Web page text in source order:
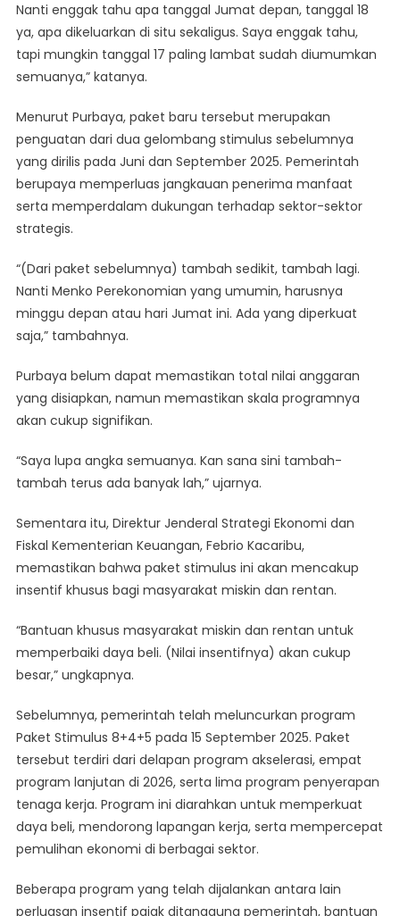
Nanti enggak tahu apa tanggal Jumat depan, tanggal 18
ya, apa dikeluarkan di situ sekaligus. Saya enggak tahu,
tapi mungkin tanggal 17 paling lambat sudah diumumkan
semuanya,” katanya.
Menurut Purbaya, paket baru tersebut merupakan
penguatan dari dua gelombang stimulus sebelumnya
yang dirilis pada Juni dan September 2025. Pemerintah
berupaya memperluas jangkauan penerima manfaat
serta memperdalam dukungan terhadap sektor-sektor
strategis.
“(Dari paket sebelumnya) tambah sedikit, tambah lagi.
Nanti Menko Perekonomian yang umumin, harusnya
minggu depan atau hari Jumat ini. Ada yang diperkuat
saja,” tambahnya.
Purbaya belum dapat memastikan total nilai anggaran
yang disiapkan, namun memastikan skala programnya
akan cukup signifikan.
“Saya lupa angka semuanya. Kan sana sini tambah-
tambah terus ada banyak lah,” ujarnya.
Sementara itu, Direktur Jenderal Strategi Ekonomi dan
Fiskal Kementerian Keuangan, Febrio Kacaribu,
memastikan bahwa paket stimulus ini akan mencakup
insentif khusus bagi masyarakat miskin dan rentan.
“Bantuan khusus masyarakat miskin dan rentan untuk
memperbaiki daya beli. (Nilai insentifnya) akan cukup
besar,” ungkapnya.
Sebelumnya, pemerintah telah meluncurkan program
Paket Stimulus 8+4+5 pada 15 September 2025. Paket
tersebut terdiri dari delapan program akselerasi, empat
program lanjutan di 2026, serta lima program penyerapan
tenaga kerja. Program ini diarahkan untuk memperkuat
daya beli, mendorong lapangan kerja, serta mempercepat
pemulihan ekonomi di berbagai sektor.
Beberapa program yang telah dijalankan antara lain
perluasan insentif pajak ditanggung pemerintah, bantuan